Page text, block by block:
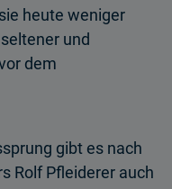
heute weniger
und
dem
gibt es nach
Rolf Pfleiderer auch